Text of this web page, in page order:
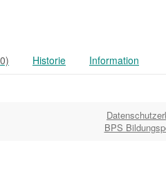
Historie Information
BPS